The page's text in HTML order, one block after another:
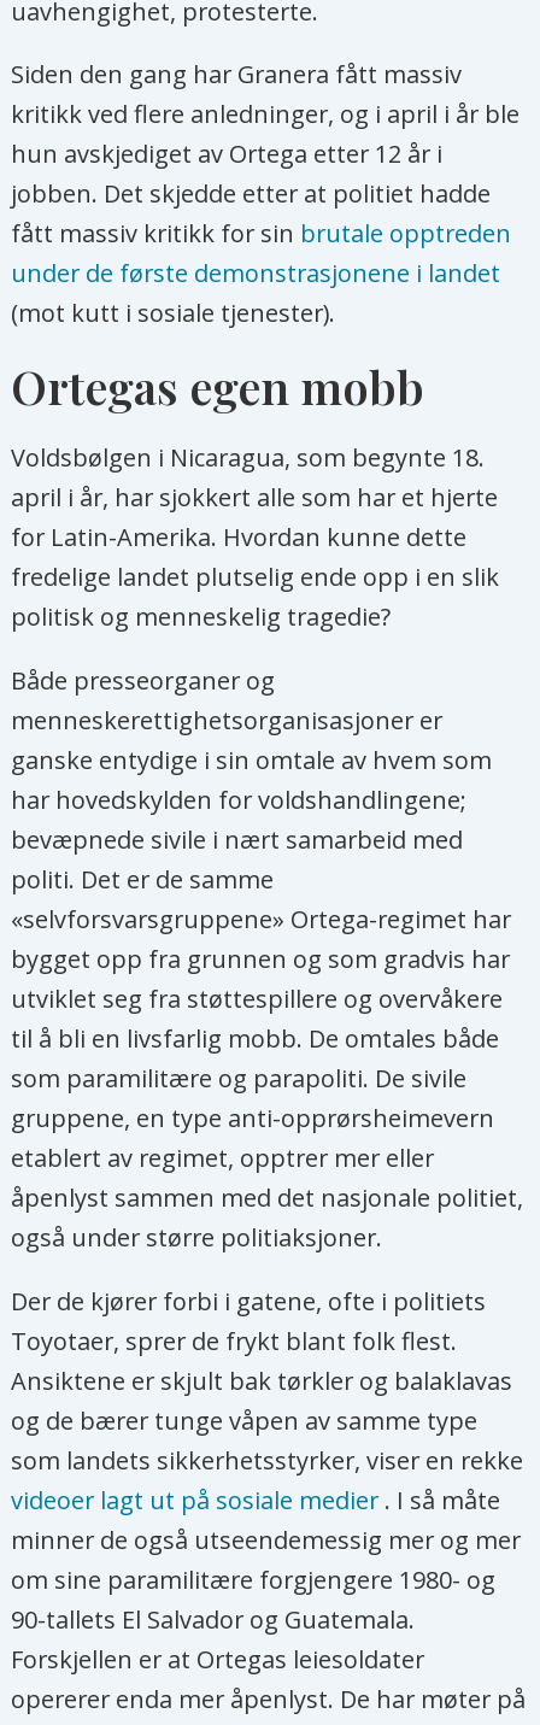
uavhengighet, protesterte.
Siden den gang har Granera fått massiv
kritikk ved flere anledninger, og i april i år ble
hun avskjediget av Ortega etter 12 år i
jobben. Det skjedde etter at politiet hadde
fått massiv kritikk for sin brutale opptreden
under de første demonstrasjonene i landet
(mot kutt i sosiale tjenester).
Ortegas egen mobb
Voldsbølgen i Nicaragua, som begynte 18.
april i år, har sjokkert alle som har et hjerte
for Latin-Amerika. Hvordan kunne dette
fredelige landet plutselig ende opp i en slik
politisk og menneskelig tragedie?
Både presseorganer og
menneskerettighetsorganisasjoner er
ganske entydige i sin omtale av hvem som
har hovedskylden for voldshandlingene;
bevæpnede sivile i nært samarbeid med
politi. Det er de samme
«selvforsvarsgruppene» Ortega-regimet har
bygget opp fra grunnen og som gradvis har
utviklet seg fra støttespillere og overvåkere
til å bli en livsfarlig mobb. De omtales både
som paramilitære og parapoliti. De sivile
gruppene, en type anti-opprørsheimevern
etablert av regimet, opptrer mer eller
åpenlyst sammen med det nasjonale politiet,
også under større politiaksjoner.
Der de kjører forbi i gatene, ofte i politiets
Toyotaer, sprer de frykt blant folk flest.
Ansiktene er skjult bak tørkler og balaklavas
og de bærer tunge våpen av samme type
som landets sikkerhetsstyrker, viser en rekke
videoer lagt ut på sosiale medier. I så måte
minner de også utseendemessig mer og mer
om sine paramilitære forgjengere 1980- og
90-tallets El Salvador og Guatemala.
Forskjellen er at Ortegas leiesoldater
opererer enda mer åpenlyst. De har møter på